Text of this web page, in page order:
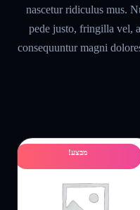
nascetur ridiculus mus.
pede justo, fringilla vel,
consequuntur magni
מבצע!